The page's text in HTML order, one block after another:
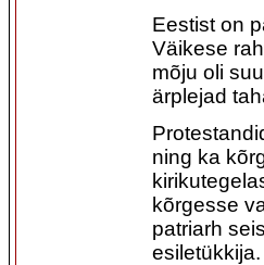
Eestist on
Väikese
mõju oli
ärplejad
ning ka
kõrgesse
patriarh
esiletükkija.